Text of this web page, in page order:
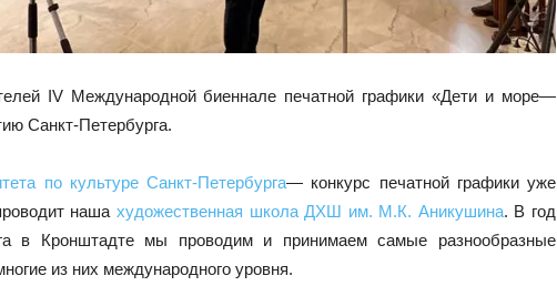
IV Международной биеннале печатной графики «Дети и море—
Санкт-Петербурга.
по культуре Санкт-Петербурга— конкурс печатной графики уже
наша художественная школа ДХШ им. М.К. Аникушина. В год
в Кронштадте мы проводим и принимаем самые разнообразные
из них международного уровня.